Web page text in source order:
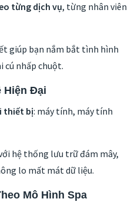
từng dịch vụ, từng nhân viên
giúp bạn nắm bắt tình hình
cú nhấp chuột.
Hiện Đại
thiết bị: máy tính, máy tính
hệ thống lưu trữ đám mây,
lo mất mát dữ liệu.
Mô Hình Spa